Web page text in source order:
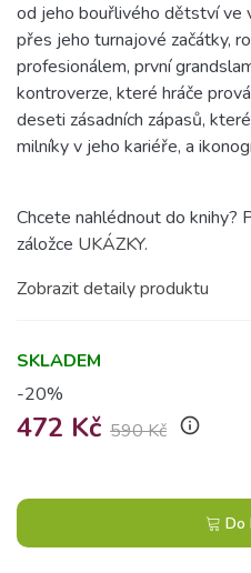
od jeho bouřlivého dětství ve
přes jeho turnajové začátky,
profesionálem, první
kontroverze, které hráče
deseti zásadních zápasů,
milníky v jeho kariéře, a
Chcete nahlédnout do knihy?
záložce UKÁZKY.
Zobrazit detaily produktu
SKLADEM
-20%
472 Kč 590 Kč info_outline
Do